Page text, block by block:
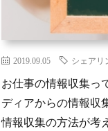
2019.09.05 シェアリ
お仕事の情報収集っ
ディアからの情報収
情報収集の方法が考